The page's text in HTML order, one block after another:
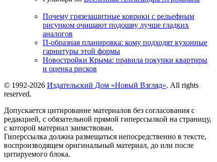
Почему грязезащитные коврики с рельефным
рисунком очищают подошву лучше гладких
аналогов
П-образная планировка: кому подходят кухонные
гарнитуры этой формы
Новостройки Крыма: правила покупки квартиры
и оценка рисков
© 1992-2026 Издательский Дом «Новый Взгляд». All rights
reserved.
Допускается цитирование материалов без согласования с
редакцией, с обязательной прямой гиперссылкой на страницу,
с которой материал заимствован.
Гиперссылка должна размещаться непосредственно в тексте,
воспроизводящем оригинальный материал, до или после
цитируемого блока.